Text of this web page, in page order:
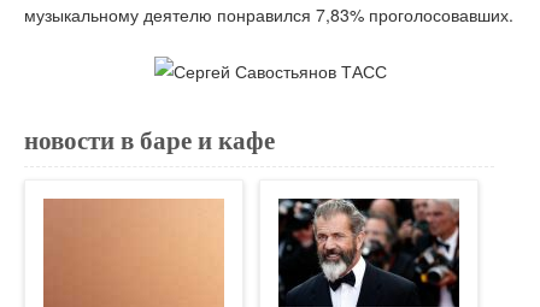
музыкальному деятелю понравился 7,83% проголосовавших.
новости в баре и кафе